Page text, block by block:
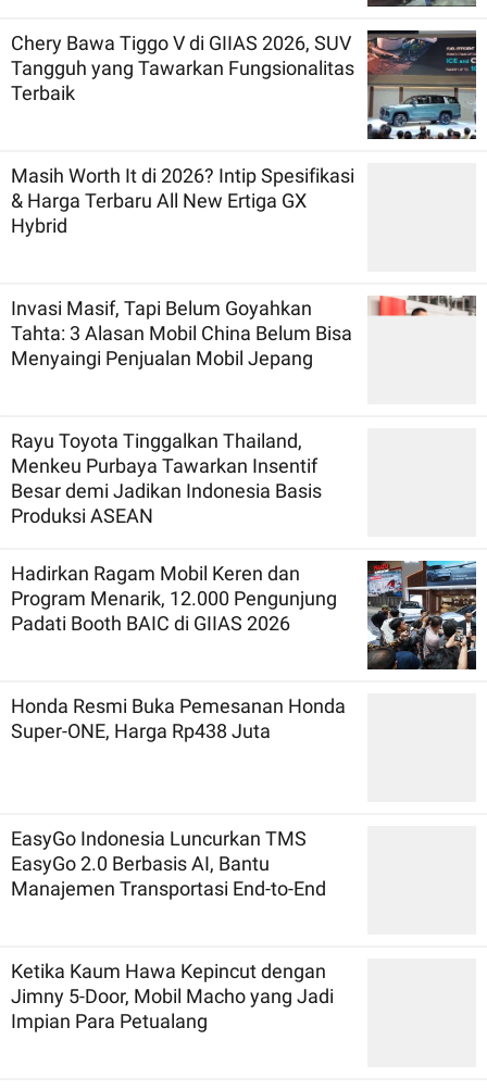
Chery Bawa Tiggo V di GIIAS 2026, SUV
Tangguh yang Tawarkan Fungsionalitas
Terbaik
Masih Worth It di 2026? Intip Spesifikasi
& Harga Terbaru All New Ertiga GX
Hybrid
Invasi Masif, Tapi Belum Goyahkan
Tahta: 3 Alasan Mobil China Belum Bisa
Menyaingi Penjualan Mobil Jepang
Rayu Toyota Tinggalkan Thailand,
Menkeu Purbaya Tawarkan Insentif
Besar demi Jadikan Indonesia Basis
Produksi ASEAN
Hadirkan Ragam Mobil Keren dan
Program Menarik, 12.000 Pengunjung
Padati Booth BAIC di GIIAS 2026
Honda Resmi Buka Pemesanan Honda
Super-ONE, Harga Rp438 Juta
EasyGo Indonesia Luncurkan TMS
EasyGo 2.0 Berbasis AI, Bantu
Manajemen Transportasi End-to-End
Ketika Kaum Hawa Kepincut dengan
Jimny 5-Door, Mobil Macho yang Jadi
Impian Para Petualang